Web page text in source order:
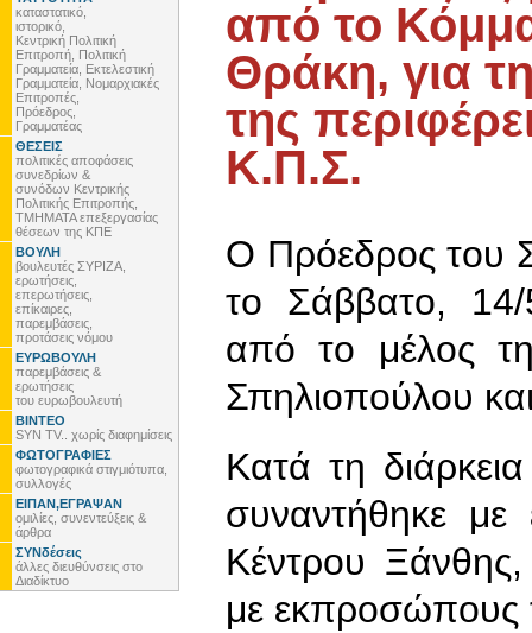
καταστατικό,
ιστορικό,
Κεντρική Πολιτική
Επιτροπή, Πολιτική
Γραμματεία, Εκτελεστική
Γραμματεία, Νομαρχιακές
Επιτροπές,
Πρόεδρος,
Γραμματέας
ΘΕΣΕΙΣ
πολιτικές αποφάσεις
συνεδρίων &
συνόδων Κεντρικής
Πολιτικής Επιτροπής,
ΤΜΗΜΑΤΑ επεξεργασίας
θέσεων της ΚΠΕ
ΒΟΥΛΗ
βουλευτές ΣΥΡΙΖΑ,
ερωτήσεις,
επερωτήσεις,
επίκαιρες,
παρεμβάσεις,
προτάσεις νόμου
ΕΥΡΩΒΟΥΛΗ
παρεμβάσεις &
ερωτήσεις
του ευρωβουλευτή
ΒΙΝΤΕΟ
SYN TV.. χωρίς διαφημίσεις
ΦΩΤΟΓΡΑΦΙΕΣ
φωτογραφικά στιγμιότυπα,
συλλογές
ΕΙΠΑΝ,ΕΓΡΑΨΑΝ
ομιλίες, συνεντεύξεις &
άρθρα
ΣΥΝδέσεις
άλλες διευθύνσεις στο
Διαδίκτυο
από το
Θράκη, για
της
Κ.Π.Σ.
Ο Πρόεδρος του
το Σάββατο,
από το μέλος
Σπηλιοπούλου
Κατά τη
συναντήθηκε
Κέντρου
με εκπροσώπους